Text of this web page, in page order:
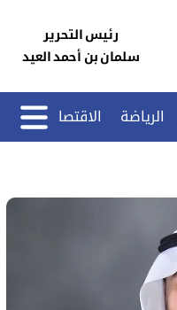
رئيس التحرير
سلمان بن أحمد العيد
الرياضة الاقتصاد